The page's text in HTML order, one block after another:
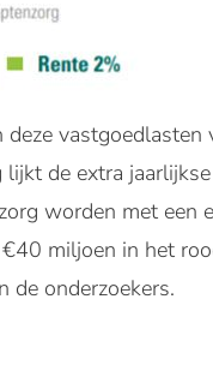
vastgoedlasten
de extra
worden met
miljoen in het
de onderzoekers.